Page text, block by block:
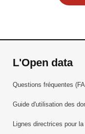
L'Open data
Questions fréquentes
Guide d'utilisation des
Lignes directrices pour